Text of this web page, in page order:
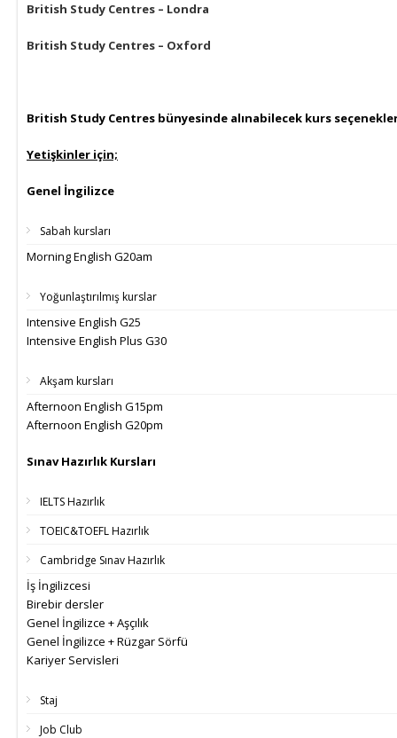
British Study Centres – Londra
British Study Centres – Oxford
British Study Centres bünyesinde alınabilecek kurs
Yetişkinler için;
Genel İngilizce
Sabah kursları
Morning English G20am
Yoğunlaştırılmış kurslar
Intensive English G25
Intensive English Plus G30
Akşam kursları
Afternoon English G15pm
Afternoon English G20pm
Sınav Hazırlık Kursları
IELTS Hazırlık
TOEIC&TOEFL Hazırlık
Cambridge Sınav Hazırlık
İş İngilizcesi
Birebir dersler
Genel İngilizce + Aşçılık
Genel İngilizce + Rüzgar Sörfü
Kariyer Servisleri
Staj
Job Club